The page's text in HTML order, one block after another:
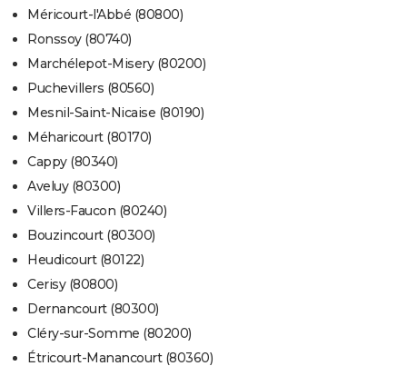
Méricourt-l'Abbé (80800)
Ronssoy (80740)
Marchélepot-Misery (80200)
Puchevillers (80560)
Mesnil-Saint-Nicaise (80190)
Méharicourt (80170)
Cappy (80340)
Aveluy (80300)
Villers-Faucon (80240)
Bouzincourt (80300)
Heudicourt (80122)
Cerisy (80800)
Dernancourt (80300)
Cléry-sur-Somme (80200)
Étricourt-Manancourt (80360)